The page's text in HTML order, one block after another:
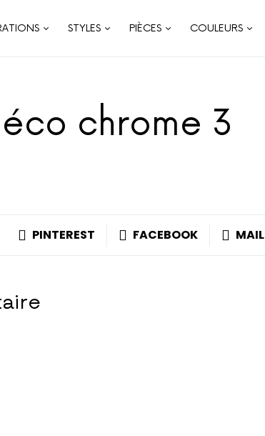
STYLES PIÈCES COULEURS
chrome 3
PINTEREST FACEBOOK MAIL